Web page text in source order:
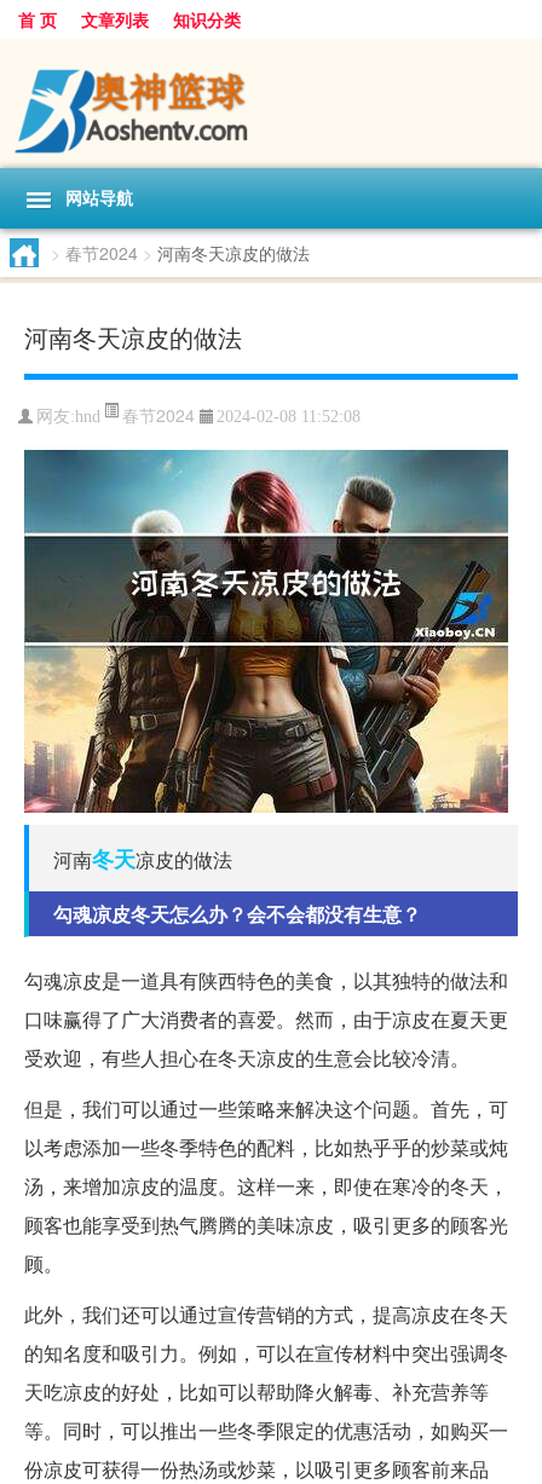
首 页 文章列表 知识分类
网站导航
> 春节2024 > 河南冬天凉皮的做法
河南冬天凉皮的做法
网友:hnd 春节2024 2024-02-08 11:52:08
河南冬天凉皮的做法
勾魂凉皮冬天怎么办？会不会都没有生意？
勾魂凉皮是一道具有陕西特色的美食，以其独特的做法和
口味赢得了广大消费者的喜爱。然而，由于凉皮在夏天更
受欢迎，有些人担心在冬天凉皮的生意会比较冷清。
但是，我们可以通过一些策略来解决这个问题。首先，可
以考虑添加一些冬季特色的配料，比如热乎乎的炒菜或炖
汤，来增加凉皮的温度。这样一来，即使在寒冷的冬天，
顾客也能享受到热气腾腾的美味凉皮，吸引更多的顾客光
顾。
此外，我们还可以通过宣传营销的方式，提高凉皮在冬天
的知名度和吸引力。例如，可以在宣传材料中突出强调冬
天吃凉皮的好处，比如可以帮助降火解毒、补充营养等
等。同时，可以推出一些冬季限定的优惠活动，如购买一
份凉皮可获得一份热汤或炒菜，以吸引更多顾客前来品